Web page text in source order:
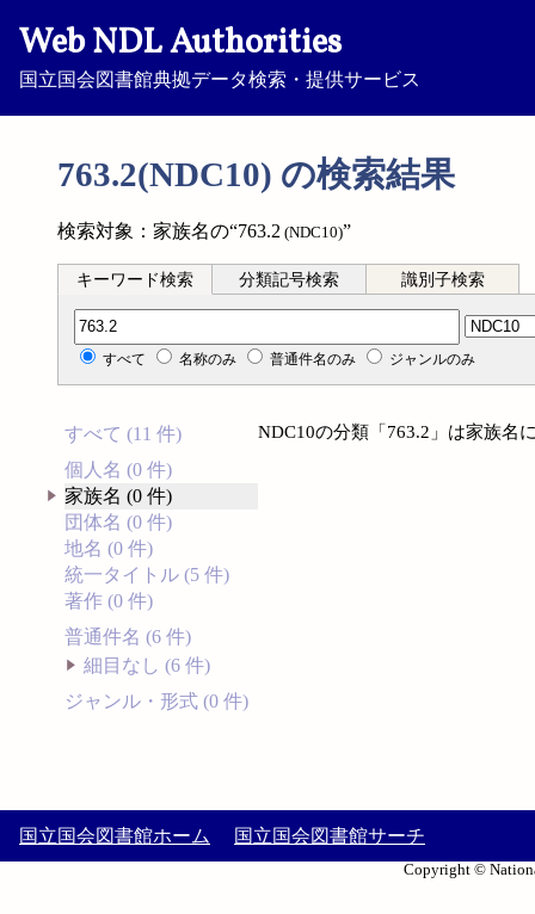
Web NDL Authorities
国立国会図書館典拠データ検索・提供サービス
763.2(NDC10) の検索結果
検索対象：家族名の“763.2 (NDC10)”
キーワード検索 分類記号検索 識別子検索
分類記号検索
すべて 名称のみ 普通件名のみ ジャンルのみ
すべて (11 件)
個人名 (0 件)
家族名 (0 件)
団体名 (0 件)
地名 (0 件)
統一タイトル (5 件)
著作 (0 件)
普通件名 (6 件)
細目なし (6 件)
ジャンル・形式 (0 件)
NDC10の分類「763.2」は家族名
国立国会図書館ホーム 国立国会図書館サーチ
Copyright ©